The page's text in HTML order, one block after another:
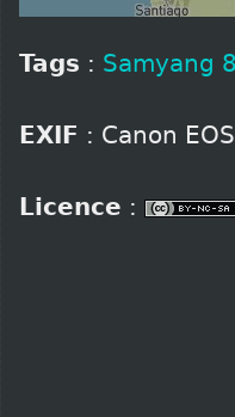
Tags : Samyang
EXIF : Canon
Licence :